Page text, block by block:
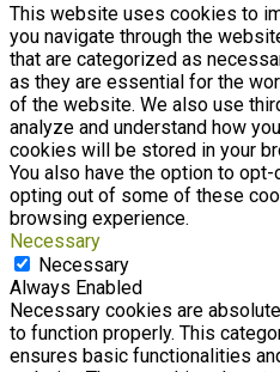
This website uses cookies to
you navigate through the
that are categorized as
as they are essential for the
of the website. We also use
analyze and understand how
cookies will be stored in your
You also have the option to
opting out of some of these
browsing experience.
Necessary
Necessary
Always Enabled
Necessary cookies are
to function properly. This
ensures basic functionalities